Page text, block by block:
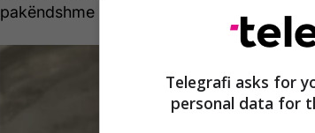
pakëndshme e kanalizimit.
Telegrafi asks for
personal data for